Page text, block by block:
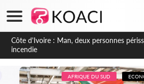
Côte d'Ivoire : Séileu, la célébration de la
transformée en vaste campagne contre les
dépigmentants dangereux
AFRIQUE DU SUD